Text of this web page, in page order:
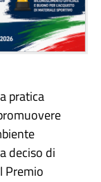
pratica
deciso di
Premio